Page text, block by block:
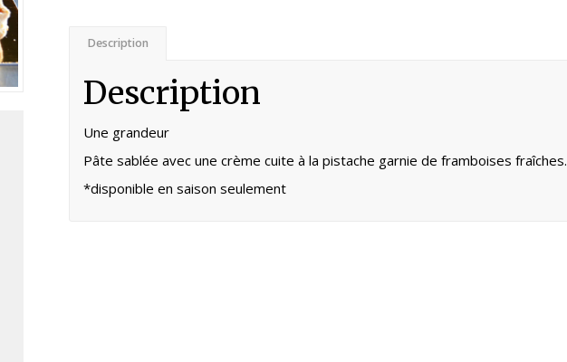
Description
Description
Une grandeur
Pâte sablée avec une crème cuite à la pistache garnie de framboises fraîches.
*disponible en saison seulement